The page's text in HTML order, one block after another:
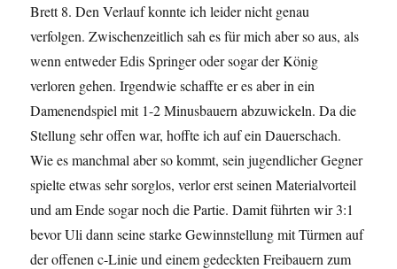
Brett 8. Den Verlauf konnte ich leider nicht genau
verfolgen. Zwischenzeitlich sah es für mich aber so aus, als
wenn entweder Edis Springer oder sogar der König
verloren gehen. Irgendwie schaffte er es aber in ein
Damenendspiel mit 1-2 Minusbauern abzuwickeln. Da die
Stellung sehr offen war, hoffte ich auf ein Dauerschach.
Wie es manchmal aber so kommt, sein jugendlicher Gegner
spielte etwas sehr sorglos, verlor erst seinen Materialvorteil
und am Ende sogar noch die Partie. Damit führten wir 3:1
bevor Uli dann seine starke Gewinnstellung mit Türmen auf
der offenen c-Linie und einem gedeckten Freibauern zum